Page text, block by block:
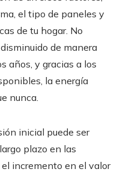
el tipo de paneles y
de tu hogar. No
de manera
años, y gracias a los
la energía
nunca.
inicial puede ser
plazo en las
incremento en el valor